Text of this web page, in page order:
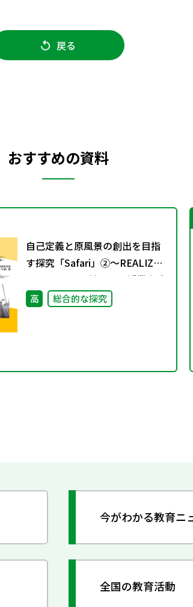
戻る
おすすめの資料
自己定義と原風景の創出を目指
す探究「Safari」②～REALIZE
とREFLECTを軸とした授業実践
～高 総合的な探究
今がわかる教育ニ
全国の教育活動